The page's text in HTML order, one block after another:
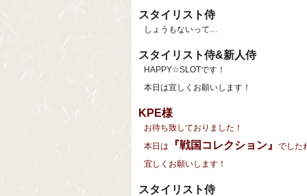
スタイリスト侍
しょうもないって…
スタイリスト侍&新人侍
HAPPY☆SLOTです！
本日は宜しくお願いします！
KPE様
お待ち致しておりました！
本日は
『戦国コレクション』
でした
宜しくお願いします！
スタイリスト侍